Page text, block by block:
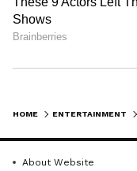
HOME ENTERTAINMENT
About Website